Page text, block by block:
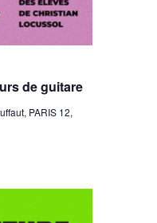
de guitare
PARIS 12,